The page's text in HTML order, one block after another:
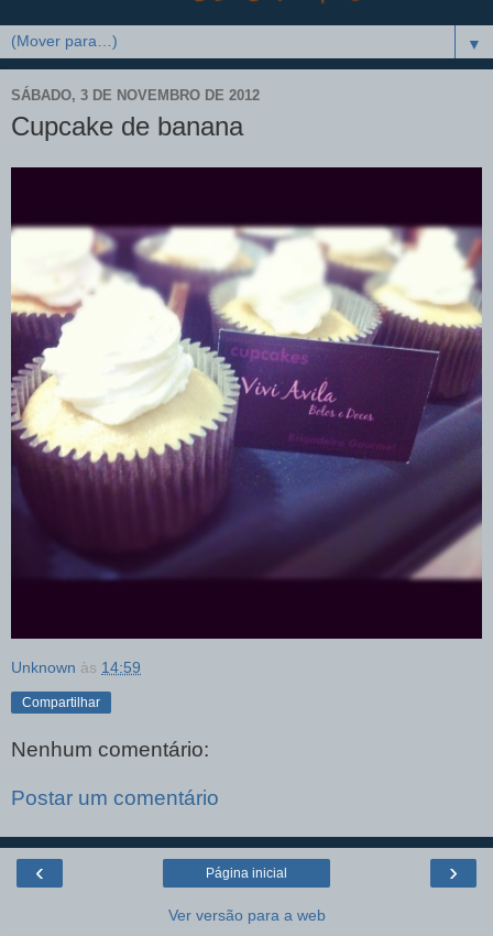
▼
SÁBADO, 3 DE NOVEMBRO DE 2012
Cupcake de banana
Unknown às 14:59
Compartilhar
Nenhum comentário:
Postar um comentário
‹ ›
Página inicial
Ver versão para a web